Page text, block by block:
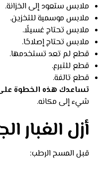
ملابس ستعود إلى الخزانة.
ملابس موسمية للتخزين.
ملابس تحتاج غسيلًا.
ملابس تحتاج إصلاحًا.
قطع لم تعد تستخدمها.
قطع للتبرع.
قطع تالفة.
تساعدك هذه الخطوة
شيء إلى مكانه.
أزل الغبار
قبل المسح الرطب: